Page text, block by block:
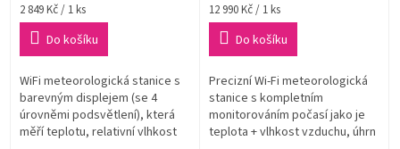
Měrná
cena:
2 849 Kč / 1 ks
Do košíku
WiFi meteorologická stanice s
barevným displejem (se 4
úrovněmi podsvětlení), která
měří teplotu, relativní vlhkost
Měrná
cena:
12 990 Kč / 1 ks
Do košíku
Precizní Wi-Fi meteorologická
stanice s kompletním
monitorováním počasí jako je
teplota + vlhkost vzduchu, úhrn